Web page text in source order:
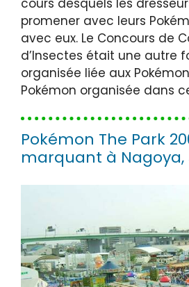
cours desquels les
promener avec leurs
avec eux. Le Concours de
d’Insectes était une autre
organisée liée aux
Pokémon organisée dans
Pokémon The Park
marquant à Nagoya,